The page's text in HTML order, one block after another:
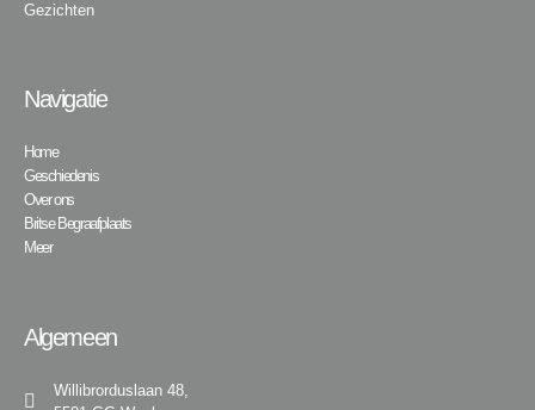
Gezichten
Navigatie
Home
Geschiedenis
Over ons
Britse Begraafplaats
Meer
Algemeen
Willibrorduslaan 48,